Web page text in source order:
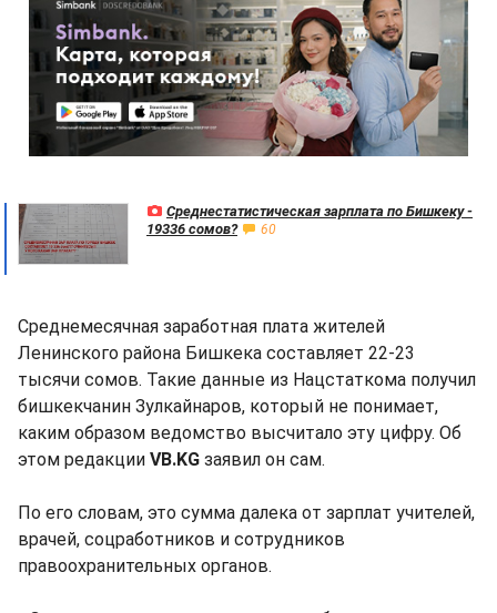
Среднестатистическая зарплата по Бишкеку -
19336 сомов?
60
Среднемесячная заработная плата жителей
Ленинского района Бишкека составляет 22-23
тысячи сомов. Такие данные из Нацстаткома получил
бишкекчанин Зулкайнаров, который не понимает,
каким образом ведомство высчитало эту цифру. Об
этом редакции VB.KG заявил он сам.
По его словам, это сумма далека от зарплат учителей,
врачей, соцработников и сотрудников
правоохранительных органов.